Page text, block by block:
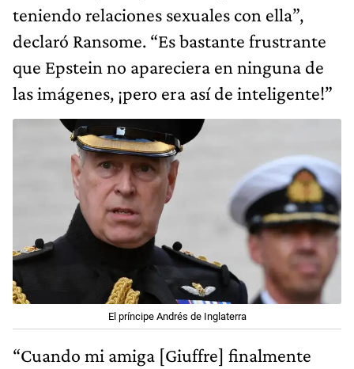
teniendo relaciones sexuales con ella”,
declaró Ransome. “Es bastante frustrante
que Epstein no apareciera en ninguna de
las imágenes, ¡pero era así de inteligente!”
El príncipe Andrés de Inglaterra
“Cuando mi amiga [Giuffre] finalmente